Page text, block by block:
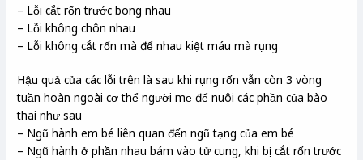
– Lỗi cắt rốn trước bong nhau
– Lỗi không chôn nhau
– Lỗi không cắt rốn mà để nhau kiệt máu mà rụng
Hậu quả của các lỗi trên là sau khi rụng rốn vẫn còn 3 vòng
tuần hoàn ngoài cơ thể người mẹ để nuôi các phần của bào
thai như sau
– Ngũ hành em bé liên quan đến ngũ tạng của em bé
– Ngũ hành ở phần nhau bám vào tử cung, khi bị cắt rốn trước